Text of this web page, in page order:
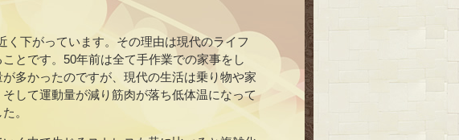
く下がっています。その理由は現代のライフ
とです。50年前は全て手作業での家事をし
多かったのですが、現代の生活は乗り物や家
して運動量が減り筋肉が落ち低体温になって
。